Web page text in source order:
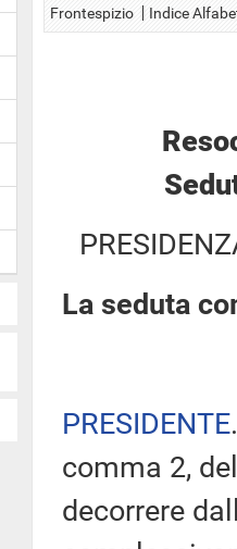
Frontespizio Indice
La seduta
PRESIDENTE
comma 2,
decorrere